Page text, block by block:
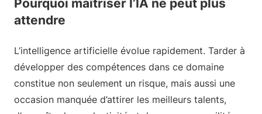
Pourquoi maîtriser l’IA ne peut plus
attendre
L’intelligence artificielle évolue rapidement. Tarder à
développer des compétences dans ce domaine
constitue non seulement un risque, mais aussi une
occasion manquée d’attirer les meilleurs talents,